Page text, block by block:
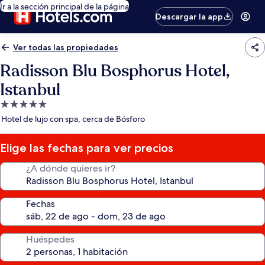
Ir a la sección principal de la página
Descargar la app
Ver todas las propiedades
Radisson Blu Bosphorus Hotel,
Istanbul
Propiedad
de
estrellas
Hotel de lujo con spa, cerca de Bósforo
Elige las fechas para ver precios
¿A dónde quieres ir?
Fechas
Huéspedes